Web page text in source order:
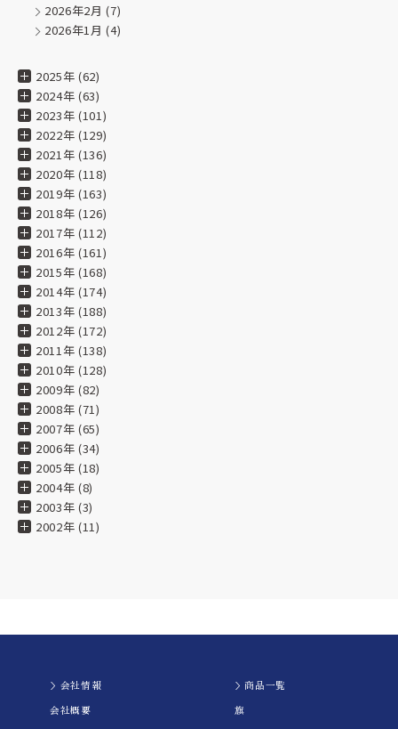
2026年2月 (7)
2026年1月 (4)
2025年 (62)
2024年 (63)
2023年 (101)
2022年 (129)
2021年 (136)
2020年 (118)
2019年 (163)
2018年 (126)
2017年 (112)
2016年 (161)
2015年 (168)
2014年 (174)
2013年 (188)
2012年 (172)
2011年 (138)
2010年 (128)
2009年 (82)
2008年 (71)
2007年 (65)
2006年 (34)
2005年 (18)
2004年 (8)
2003年 (3)
2002年 (11)
＞会社情報
会社概要
＞商品一覧
旗